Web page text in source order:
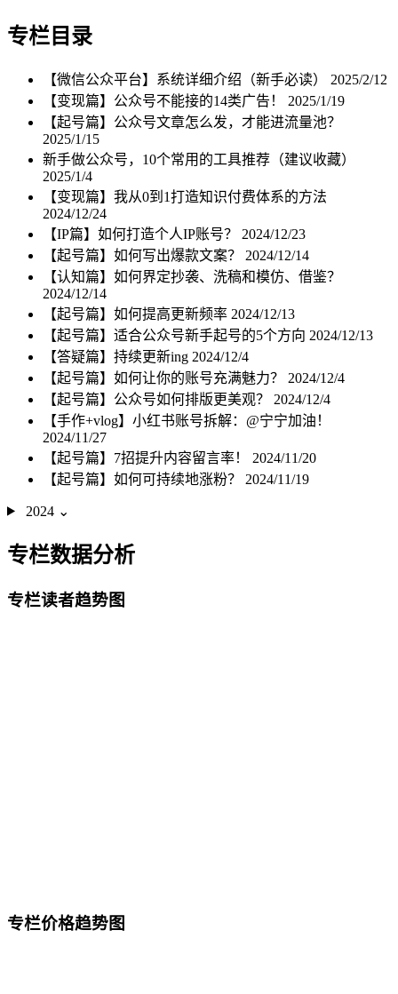
专栏目录
【微信公众平台】系统详细介绍（新手必读） 2025/2/12
【变现篇】公众号不能接的14类广告！ 2025/1/19
【起号篇】公众号文章怎么发，才能进流量池？
2025/1/15
新手做公众号，10个常用的工具推荐（建议收藏）
2025/1/4
【变现篇】我从0到1打造知识付费体系的方法
2024/12/24
【IP篇】如何打造个人IP账号？ 2024/12/23
【起号篇】如何写出爆款文案？ 2024/12/14
【认知篇】如何界定抄袭、洗稿和模仿、借鉴？
2024/12/14
【起号篇】如何提高更新频率 2024/12/13
【起号篇】适合公众号新手起号的5个方向 2024/12/13
【答疑篇】持续更新ing 2024/12/4
【起号篇】如何让你的账号充满魅力？ 2024/12/4
【起号篇】公众号如何排版更美观？ 2024/12/4
【手作+vlog】小红书账号拆解：@宁宁加油！
2024/11/27
【起号篇】7招提升内容留言率！ 2024/11/20
【起号篇】如何可持续地涨粉？ 2024/11/19
2024 ⌄
专栏数据分析
专栏读者趋势图
专栏价格趋势图